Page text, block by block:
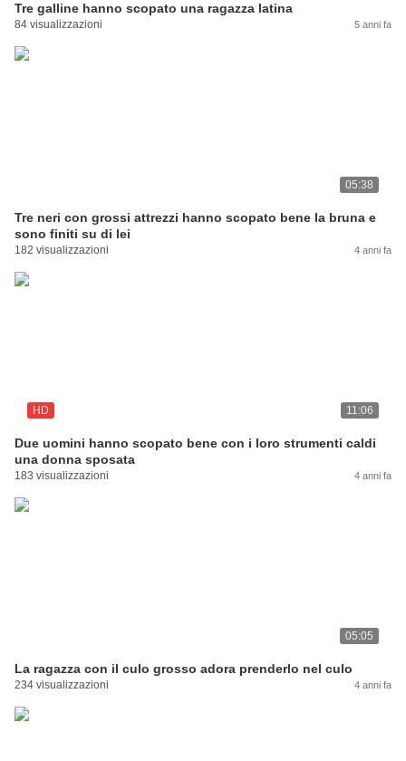
Tre galline hanno scopato una ragazza latina
84 visualizzazioni 5 anni fa
05:38
Tre neri con grossi attrezzi hanno scopato bene la bruna e
sono finiti su di lei
182 visualizzazioni 4 anni fa
HD 11:06
Due uomini hanno scopato bene con i loro strumenti caldi
una donna sposata
183 visualizzazioni 4 anni fa
05:05
La ragazza con il culo grosso adora prenderlo nel culo
234 visualizzazioni 4 anni fa